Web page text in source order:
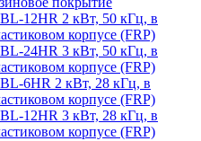
12HR 2 кВт, 50 кГц, в
корпусе (FRP)
24HR 3 кВт, 50 кГц, в
корпусе (FRP)
6HR 2 кВт, 28 кГц, в
корпусе (FRP)
12HR 3 кВт, 28 кГц, в
корпусе (FRP)